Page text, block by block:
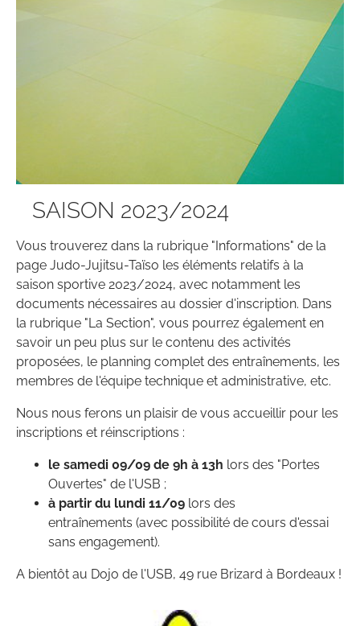
SAISON 2023/2024
Vous trouverez dans la rubrique "Informations" de la
page Judo-Jujitsu-Taïso les éléments relatifs à la
saison sportive 2023/2024, avec notamment les
documents nécessaires au dossier d'inscription. Dans
la rubrique "La Section", vous pourrez également en
savoir un peu plus sur le contenu des activités
proposées, le planning complet des entraînements, les
membres de l'équipe technique et administrative, etc.
Nous nous ferons un plaisir de vous accueillir pour les
inscriptions et réinscriptions :
le samedi 09/09 de 9h à 13h lors des "Portes
Ouvertes" de l'USB ;
à partir du lundi 11/09 lors des
entraînements (avec possibilité de cours d'essai
sans engagement).
A bientôt au Dojo de l'USB, 49 rue Brizard à Bordeaux !